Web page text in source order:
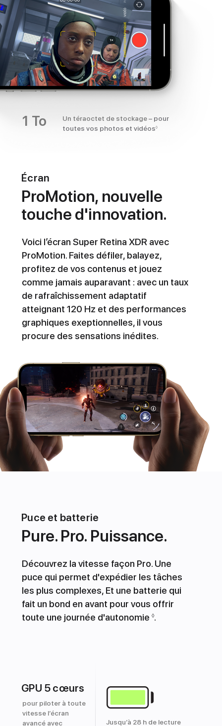
1 To Un téraoctet de stockage– pour
toutes vos photos et vidéos◊
Écran
ProMotion, nouvelle
touche d'innovation.
Voici l’écran Super Retina XDR avec
ProMotion. Faites défiler, balayez,
profitez de vos contenus et jouez
comme jamais auparavant : avec un taux
de rafraîchissement adaptatif
atteignant 120 Hz et des performances
graphiques exeptionnelles, il vous
procure des sensations inédites.
Puce et batterie
Pure. Pro. Puissance.
Découvrez la vitesse façon Pro. Une
puce qui permet d'expédier les tâches
les plus complexes, Et une batterie qui
fait un bond en avant pour vous offrir
toute une journée d'autonomie ◊.
GPU 5 cœurs
pour piloter à toute
vitesse l’écran
avancé avec
Jusqu’à 28 h de lecture